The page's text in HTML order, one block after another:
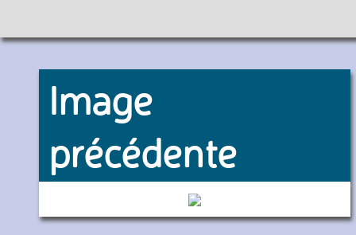
Image
précédente
4837 (RATP)